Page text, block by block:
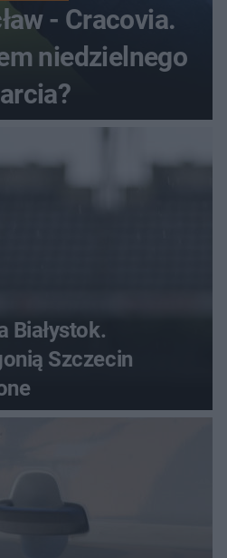
- Cracovia.
niedzielnego
Białystok.
Szczecin